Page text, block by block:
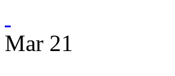
Mar 21